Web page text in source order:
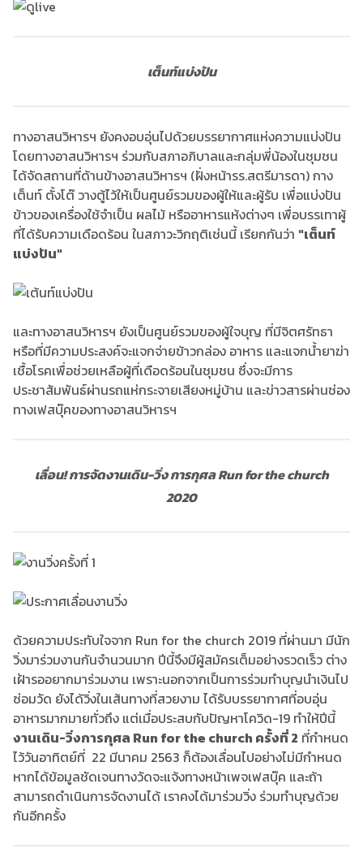
เต็นท์แบ่งปัน
ทางอาสนวิหารฯ ยังคงอบอุ่นไปด้วยบรรยากาศแห่งความแบ่งปัน
โดยทางอาสนวิหารฯ ร่วมกับสภาอภิบาลและกลุ่มพี่น้องในชุมชน
ได้จัดสถานที่ด้านข้างอาสนวิหารฯ (ฝั่งหน้ารร.สตรีมารดา) กาง
เต็นท์ ตั้งโต๊ วางตู้ไว้ให้เป็นศูนย์รวมของผู้ให้และผู้รับ เพื่อแบ่งปัน
ข้าวของเครื่องใช้จำเป็น ผลไม้ หรืออาหารแห้งต่างๆ เพื่อบรรเทาผู้
ที่ได้รับความเดือดร้อน ในสภาวะวิกฤติเช่นนี้ เรียกกันว่า "เต็นท์
แบ่งปัน"
และทางอาสนวิหารฯ ยังเป็นศูนย์รวมของผู้ใจบุญ ที่มีจิตศรัทธา
หรือที่มีความประสงค์จะแจกจ่ายข้าวกล่อง อาหาร และแจกน้ำยาฆ่า
เชื้อโรคเพื่อช่วยเหลือผู้ที่เดือดร้อนในชุมชน ซึ่งจะมีการ
ประชาสัมพันธ์ผ่านรถแห่กระจายเสียงหมู่บ้าน และข่าวสารผ่านช่อง
ทางเฟสบุ๊คของทางอาสนวิหารฯ
เลื่อน! การจัดงานเดิน-วิ่ง การกุศล Run for the church
2020
ด้วยความประทับใจจาก Run for the church 2019 ที่ผ่านมา มีนัก
วิ่งมาร่วมงานกันจำนวนมาก ปีนี้จึงมีผู้สมัครเต็มอย่างรวดเร็ว ต่าง
เฝ้ารออยากมาร่วมงาน เพราะนอกจากเป็นการร่วมทำบุญนำเงินไป
ซ่อมวัด ยังได้วิ่งในเส้นทางที่สวยงาม ได้รับบรรยากาศที่อบอุ่น
อาหารมากมายทั่วถึง แต่เมื่อประสบกับปัญหาโควิด-19 ทำให้ปีนี้
งานเดิน-วิ่งการกุศล Run for the church ครั้งที่ 2 ที่กำหนด
ไว้วันอาทิตย์ที่ 22 มีนาคม 2563 ก็ต้องเลื่อนไปอย่างไม่มีกำหนด
หากได้ข้อมูลชัดเจนทางวัดจะแจ้งทางหน้าเพจเฟสบุ๊ค และถ้า
สามารถดำเนินการจัดงานได้ เราคงได้มาร่วมวิ่ง ร่วมทำบุญด้วย
กันอีกครั้ง